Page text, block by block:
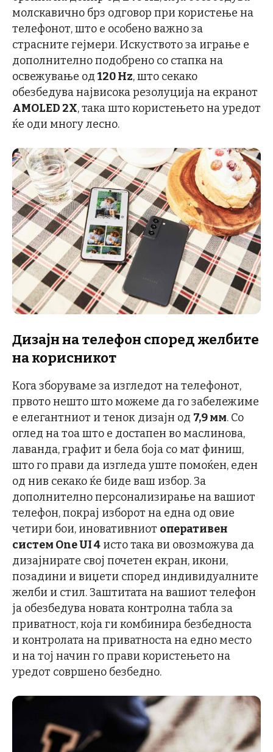
молскавично брз одговор при користење на
телефонот, што е особено важно за
страсните гејмери. Искуството за играње е
дополнително подобрено со стапка на
освежување од120 Hz, што секако
обезбедува највисока резолуција на екранот
AMOLED 2X, така што користењето на уредот
ќе оди многу лесно.
Дизајн на телефон спореджелбите
на корисникот
Кога зборуваме за изгледот на телефонот,
првото нешто што можеме да го забележиме
е елегантниот и тенок дизајн од 7,9 мм. Со
оглед на тоа што е достапен во маслинова,
лаванда, графит и бела боја со мат финиш,
што го прави да изгледа уште помоќен, еден
од нив секако ќе биде ваш избор. За
дополнително персонализирање на вашиот
телефон, покрај изборот на една од овие
четири бои, иновативниот оперативен
систем One UI 4 исто така ви овозможува да
дизајнирате свој почетен екран, икони,
позадини и виџети според индивидуалните
желби и стил. Заштитата на вашиот телефон
ја обезбедува новата контролна табла за
приватност, која ги комбинира безбедноста
и контролата на приватноста на едно место
и на тој начин го прави користењето на
уредот совршено безбедно.